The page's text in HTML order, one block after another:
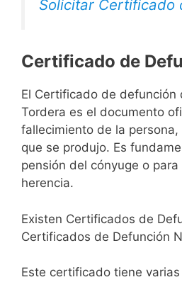
Solicitar Certificado
Certificado de
El Certificado de defunción
Tordera es el documento
fallecimiento de la
que se produjo. Es
pensión del cónyuge o
herencia.
Existen Certificados de
Certificados de Defunción
Este certificado tiene